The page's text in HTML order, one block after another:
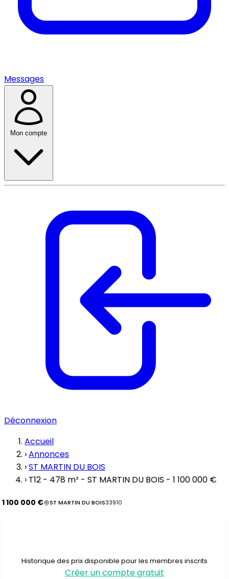
Messages
Mon compte
Déconnexion
Accueil
›Annonces
›ST MARTIN DU BOIS
› T12 - 478 m² - ST MARTIN DU BOIS - 1 100 000 €
1 100 000 € ST MARTIN DU BOIS33910
Historique des prix disponible pour les membres inscrits
Créer un compte gratuit